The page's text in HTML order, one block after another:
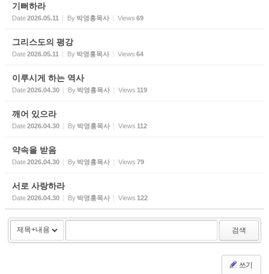
기뻐하라
Date2026.05.11 By 박영홍목사 Views 69
그리스도의 평강
Date2026.05.11 By 박영홍목사 Views 64
이루시게 하는 역사
Date2026.04.30 By 박영홍목사 Views 119
깨어 있으라
Date2026.04.30 By 박영홍목사 Views 112
약속을 받음
Date2026.04.30 By 박영홍목사 Views 79
서로 사랑하라
Date2026.04.30 By 박영홍목사 Views 122
검색
쓰기